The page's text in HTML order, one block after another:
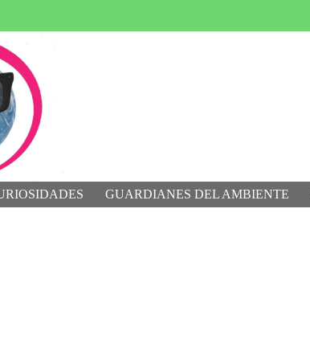
GUARDIANES DEL AMBIENTE